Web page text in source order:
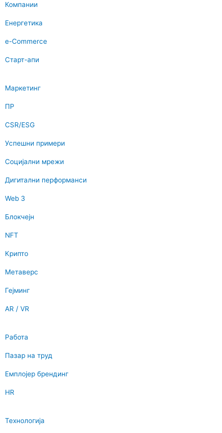
Компании
Енергетика
e-Commerce
Старт-апи
Маркетинг
ПР
CSR/ESG
Успешни примери
Социјални мрежи
Дигитални перформанси
Web 3
Блокчејн
NFT
Крипто
Метаверс
Гејминг
AR / VR
Работа
Пазар на труд
Емплојер брендинг
HR
Технологија